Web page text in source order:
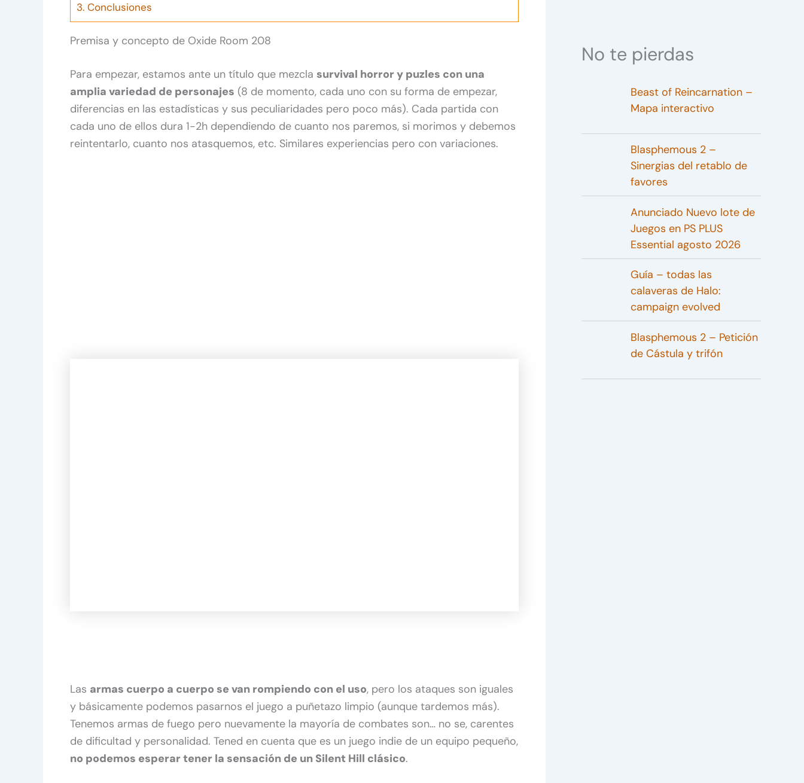
3. Conclusiones
Premisa y concepto de Oxide Room 208
Para empezar, estamos ante un título que mezcla survival horror y puzles con una
amplia variedad de personajes (8 de momento, cada uno con su forma de empezar,
diferencias en las estadísticas y sus peculiaridades pero poco más). Cada partida con
cada uno de ellos dura 1-2h dependiendo de cuanto nos paremos, si morimos y debemos
reintentarlo, cuanto nos atasquemos, etc. Similares experiencias pero con variaciones.
Las armas cuerpo a cuerpo se van rompiendo con el uso, pero los ataques son iguales
y básicamente podemos pasarnos el juego a puñetazo limpio (aunque tardemos más).
Tenemos armas de fuego pero nuevamente la mayoría de combates son… no se, carentes
de dificultad y personalidad. Tened en cuenta que es un juego indie de un equipo pequeño,
no podemos esperar tener la sensación de un Silent Hill clásico.
No te pierdas
Beast of Reincarnation –
Mapa interactivo
Blasphemous 2 –
Sinergias del retablo de
favores
Anunciado Nuevo lote de
Juegos en PS PLUS
Essential agosto 2026
Guía – todas las
calaveras de Halo:
campaign evolved
Blasphemous 2 – Petición
de Cástula y trifón